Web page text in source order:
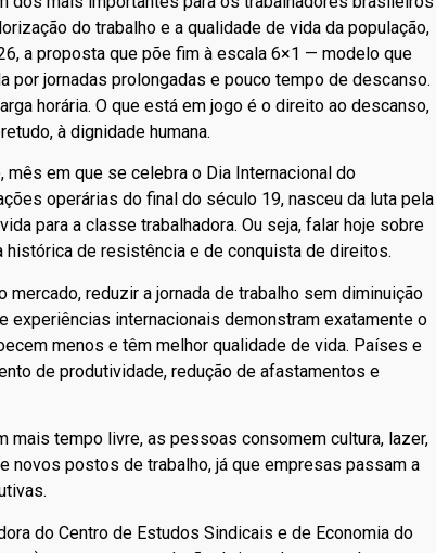
do trabalho e a qualidade de vida da população,
a proposta que põe fim à escala 6×1 — modelo que
por jornadas prolongadas e pouco tempo de descanso.
horária. O que está em jogo é o direito ao descanso,
à dignidade humana.
mês em que se celebra o Dia Internacional do
operárias do final do século 19, nasceu da luta pela
para a classe trabalhadora. Ou seja, falar hoje sobre
de resistência e de conquista de direitos.
reduzir a jornada de trabalho sem diminuição
internacionais demonstram exatamente o
menos e têm melhor qualidade de vida. Países e
de produtividade, redução de afastamentos e
mais tempo livre, as pessoas consomem cultura, lazer,
postos de trabalho, já que empresas passam a
do Centro de Estudos Sindicais e de Economia do